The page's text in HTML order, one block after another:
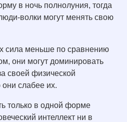
в ночь полнолуния, тогда
волки могут менять свою
сила меньше по сравнению
они могут доминировать
своей физической
слабее их.
только в одной форме
интеллект ни в